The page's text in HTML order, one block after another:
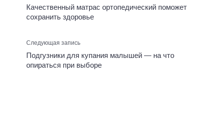
Качественный матрас ортопедический поможет
сохранить здоровье
Следующая запись
Подгузники для купания малышей — на что
опираться при выборе